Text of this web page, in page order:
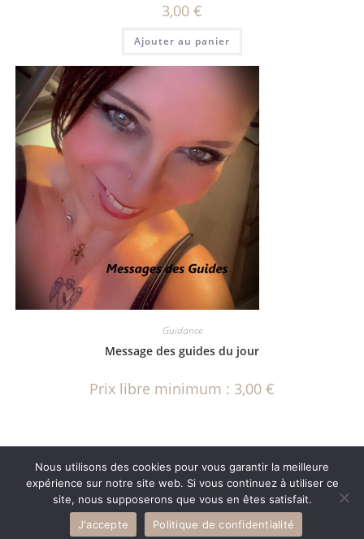
3,00 €
Ajouter au panier
Guidance
Message des guides du jour
Prix libre minimum : 3,00 €
2026 Chrys Guidance - Mentions légales- Politique de confidentialité
CGV- RéalisationAgence Web Kinic
Nous utilisons des cookies pour vous garantir la meilleure
expérience sur notre site web. Si vous continuez à utiliser ce
site, nous supposerons que vous en êtes satisfait.
J'accepte
Politique de confidentialité